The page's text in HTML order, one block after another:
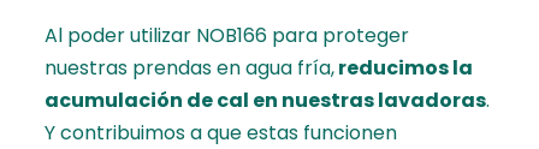
Al poder utilizar NOB166 para proteger
nuestras prendas en agua fría,reducimos la
acumulación de cal en nuestras lavadoras.
Y contribuimos a que estas funcionen